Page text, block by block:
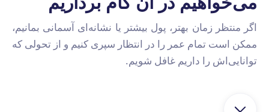
اگر منتظر زمان بهتر، پول بیشتر یا نشانه‌ای آسمانی بمانیم،
ممکن است تمام عمر را در انتظار سپری کنیم و از تحولی که
توانایی‌اش را داریم غافل شویم.